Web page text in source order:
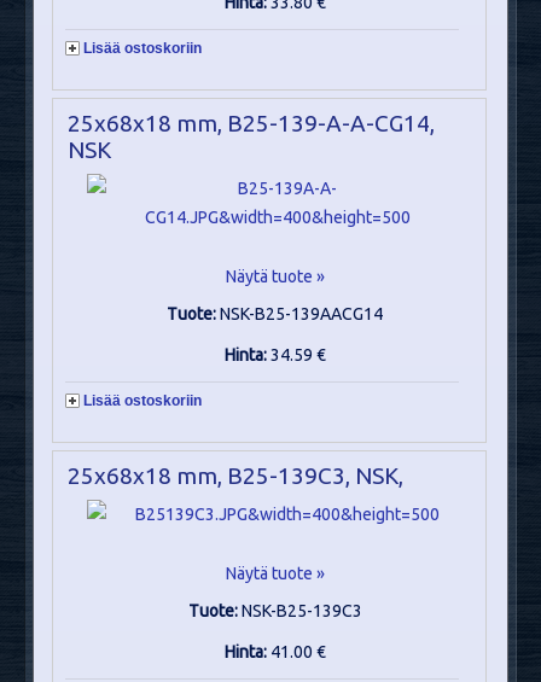
Lisää ostoskoriin
25x68x18 mm, B25-139-A-A-CG14,
NSK
Näytä tuote »
Tuote:NSK-B25-139AACG14
Hinta:34.59 €
Lisää ostoskoriin
25x68x18 mm, B25-139C3, NSK,
Näytä tuote »
Tuote:NSK-B25-139C3
Hinta: 41.00 €